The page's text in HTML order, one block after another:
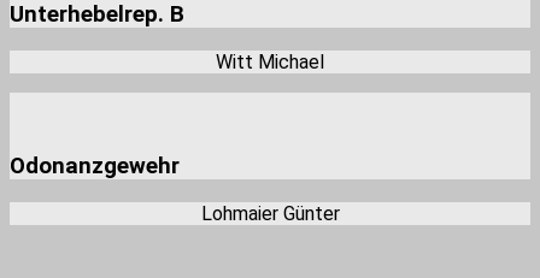
Unterhebelrep. B
Witt Michael
Odonanzgewehr
Lohmaier Günter